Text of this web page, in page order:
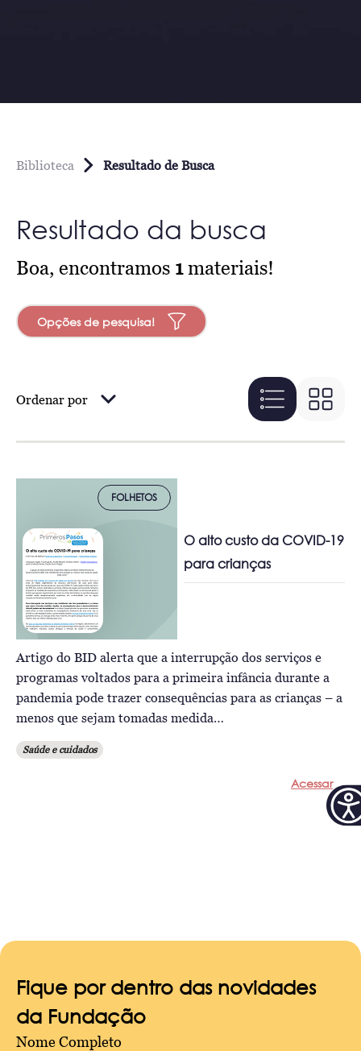
Biblioteca Resultado de Busca
Resultado da busca
Boa, encontramos 1materiais!
Opções de pesquisa!
Ordenar por
FOLHETOS
O alto custo da COVID-19
para crianças
Artigo do BID alerta que a interrupção dos serviços e
programas voltados para a primeira infância durante a
pandemia pode trazer consequências para as crianças – a
menos que sejam tomadas medida…
Saúde e cuidados
Acessar
Fique por dentro das novidades
da Fundação
Nome Completo